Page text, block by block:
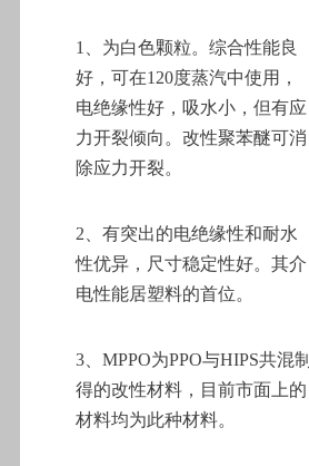
1
、为白色颗粒。综合性能良
好，可在120度蒸汽中使用，
电绝缘性好，吸水小，但有应
力开裂倾向。改性聚苯醚可消
除应力开裂。
2 、有突出的电绝缘性和耐水
性优异，尺寸稳定性好。其介
电性能居塑料的首位。
3 、MPPO为PPO与HIPS共混制
得的改性材料，目前市面上的
材料均为此种材料。